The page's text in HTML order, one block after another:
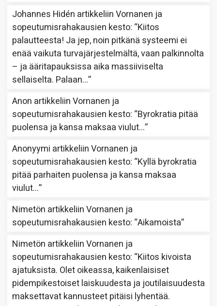
Johannes Hidén artikkeliinVornanen ja
sopeutumisrahakausien kesto: “Kiitos
palautteesta! Ja jep, noin pitkänä systeemi ei
enää vaikuta turvajärjestelmältä, vaan palkinnolta
– ja ääritapauksissa aika massiiviselta
sellaiselta. Palaan…”
Anon artikkeliinVornanen ja
sopeutumisrahakausien kesto: “Byrokratia pitää
puolensa ja kansa maksaa viulut…”
Anonyymi artikkeliinVornanen ja
sopeutumisrahakausien kesto: “Kyllä byrokratia
pitää parhaiten puolensa ja kansa maksaa
viulut…”
Nimetön artikkeliinVornanen ja
sopeutumisrahakausien kesto: “Aikamoista”
Nimetön artikkeliinVornanen ja
sopeutumisrahakausien kesto: “Kiitos kivoista
ajatuksista. Olet oikeassa, kaikenlaisiset
pidempikestoiset laiskuudesta ja joutilaisuudesta
maksettavat kannusteet pitäisi lyhentää.